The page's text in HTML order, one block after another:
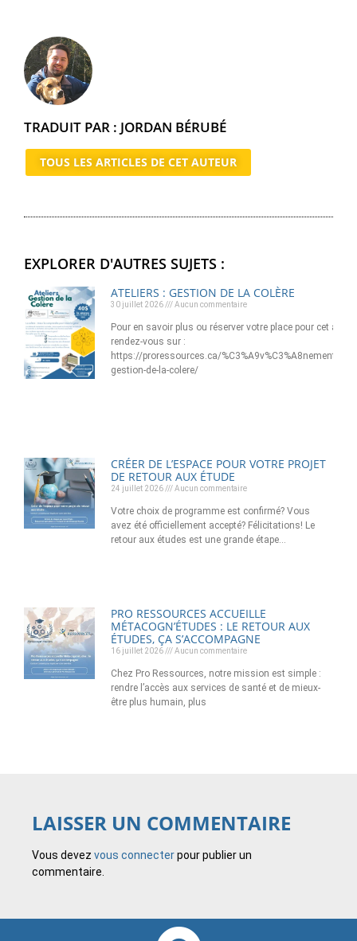
TRADUIT PAR : JORDAN BÉRUBÉ
TOUS LES ARTICLES DE CET AUTEUR
EXPLORER D'AUTRES SUJETS :
ATELIERS : GESTION DE LA COLÈRE
30 juillet 2026 Aucun commentaire
Pour en savoir plus ou réserver votre place pour cet
rendez-vous sur :
https://proressources.ca/%C3%A9v%C3%A8nement/
gestion-de-la-colere/
CRÉER DE L’ESPACE POUR VOTRE PROJET
DE RETOUR AUX ÉTUDE
24 juillet 2026 Aucun commentaire
Votre choix de programme est confirmé? Vous
avez été officiellement accepté? Félicitations! Le
retour aux études est une grande étape…
PRO RESSOURCES ACCUEILLE
MÉTACOGN’ÉTUDES : LE RETOUR AUX
ÉTUDES, ÇA S’ACCOMPAGNE
16 juillet 2026 Aucun commentaire
Chez Pro Ressources, notre mission est simple :
rendre l’accès aux services de santé et de mieux-
être plus humain, plus
LAISSER UN COMMENTAIRE
Vous devez vous connecterpour publier un
commentaire.